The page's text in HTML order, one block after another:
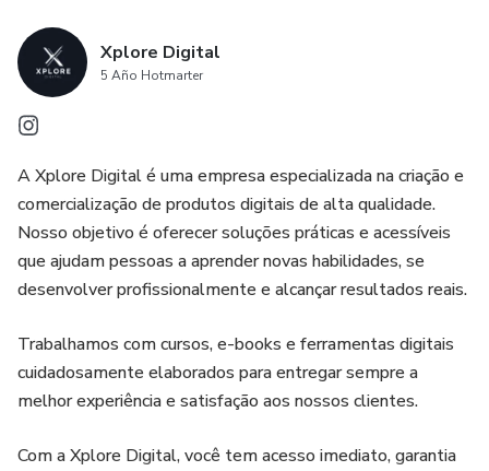
🎁 Trufas, Turrones y Garrapiñadas
🎁 50 Stickers Navideños Imprimibles
✨ Convierte tu pasión por la repostería en un hermoso
💡 ¡Descarga el acceso ahora y comienza a crear desde hoy!
Xplore Digital
5 Año Hotmarter
A Xplore Digital é uma empresa especializada na criação e
comercialização de produtos digitais de alta qualidade.
Nosso objetivo é oferecer soluções práticas e acessíveis
que ajudam pessoas a aprender novas habilidades, se
desenvolver profissionalmente e alcançar resultados reais.
Trabalhamos com cursos, e-books e ferramentas digitais
cuidadosamente elaborados para entregar sempre a
melhor experiência e satisfação aos nossos clientes.
Com a Xplore Digital, você tem acesso imediato, garantia